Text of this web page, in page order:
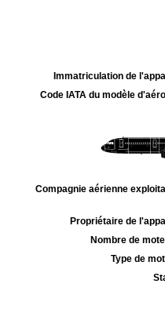
Immatriculation de
Code IATA du modèle
Compagnie aérienne
Propriétaire de
Nombre de
Type de